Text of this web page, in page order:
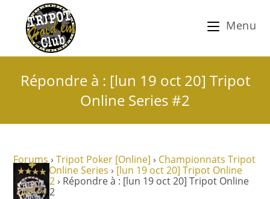
Menu
Répondre à : [lun 19 oct 20] Tripot
Online Series #2
Forums › Tripot Poker [Online] › Championnats Tripot
Tripot Online Series › [lun 19 oct 20] Tripot Online
Series #2 › Répondre à : [lun 19 oct 20] Tripot Online
Series #2